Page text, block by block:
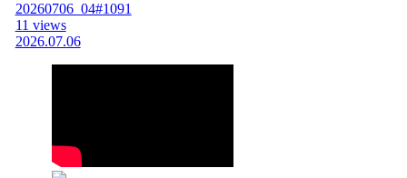
20260706_04#1091
11 views
2026.07.06